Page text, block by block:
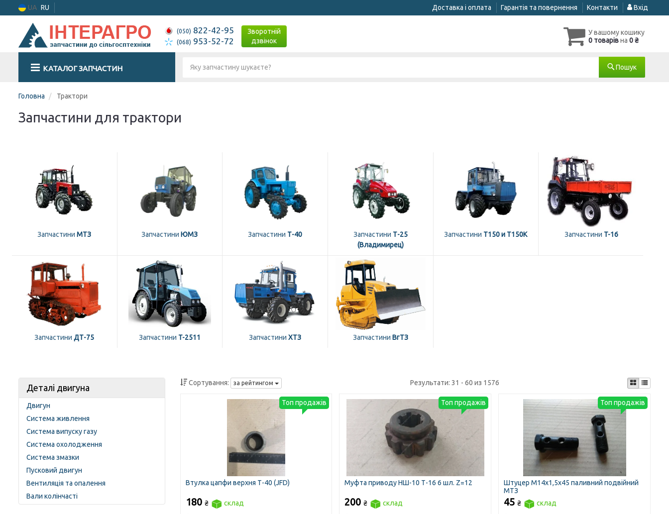
UA RU Доставка і оплата Гарантія та повернення Контакти Вхід
(050) 822-42-95
(068) 953-52-72
Зворотній
дзвінок
У вашому кошику
0 товарівна 0 ₴
КАТАЛОГ ЗАПЧАСТИН Пошук
Головна Трактори
Запчастини для трактори
Запчастини МТЗ Запчастини ЮМЗ Запчастини Т-40 Запчастини Т-25
(Владимирец)
Запчастини Т150 и Т150К Запчастини T-16
Запчастини ДТ-75 Запчастини T-2511 Запчастини ХТЗ Запчастини ВгТЗ
Деталі двигуна
Двигун
Система живлення
Система випуску газу
Система охолодження
Система змазки
Пусковий двигун
Вентиляція та опалення
Вали колінчасті
Сортування: за рейтингом Результати: 31 - 60 из 1576
Втулка цапфи верхня Т-40 (JFD)
180 ₴
склад
Топ продажів
Муфта приводу НШ-10 Т-16 6 шл. Z=12
200₴
склад
Топ продажів
Штуцер М14х1,5х45 паливний подвійний
МТЗ
45₴
склад
Топ продажів